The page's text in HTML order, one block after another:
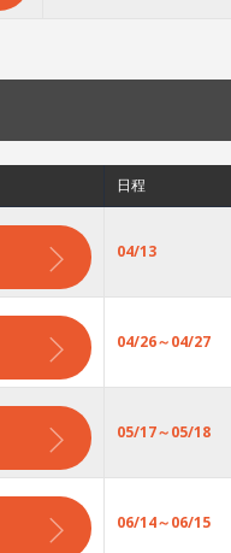
日程
04/13
04/26～04/27
05/17～05/18
06/14～06/15